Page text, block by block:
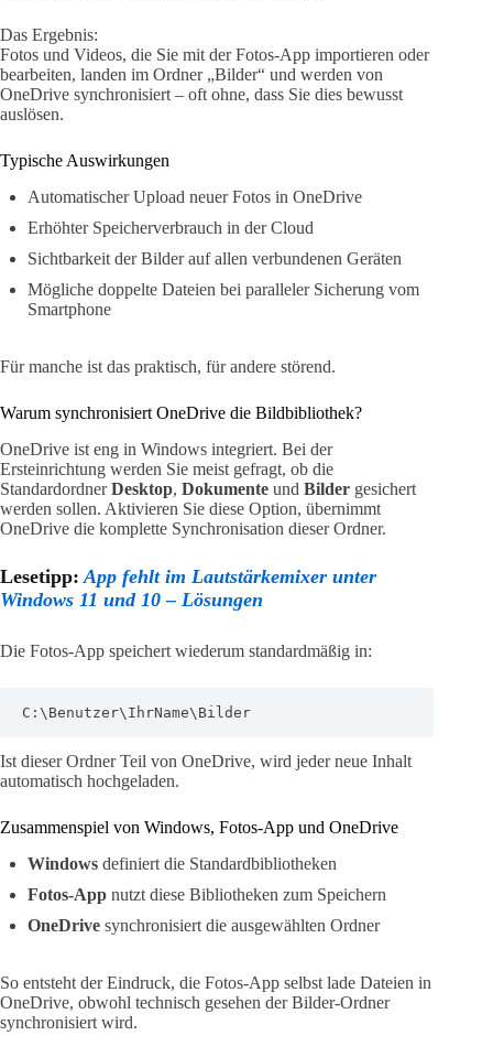
Das Ergebnis:
Fotos und Videos, die Sie mit der Fotos-App importieren oder
bearbeiten, landen im Ordner „Bilder“ und werden von
OneDrive synchronisiert – oft ohne, dass Sie dies bewusst
auslösen.
Typische Auswirkungen
Automatischer Upload neuer Fotos in OneDrive
Erhöhter Speicherverbrauch in der Cloud
Sichtbarkeit der Bilder auf allen verbundenen Geräten
Mögliche doppelte Dateien bei paralleler Sicherung vom
Smartphone
Für manche ist das praktisch, für andere störend.
Warum synchronisiert OneDrive die Bildbibliothek?
OneDrive ist eng in Windows integriert. Bei der
Ersteinrichtung werden Sie meist gefragt, ob die
StandardordnerDesktop, Dokumente und Bilder gesichert
werden sollen. Aktivieren Sie diese Option, übernimmt
OneDrive die komplette Synchronisation dieser Ordner.
Lesetipp: App fehlt im Lautstärkemixer unter
Windows 11 und 10 – Lösungen
Die Fotos-App speichert wiederum standardmäßig in:
C:\Benutzer\IhrName\Bilder
Ist dieser Ordner Teil von OneDrive, wird jeder neue Inhalt
automatisch hochgeladen.
Zusammenspiel von Windows, Fotos-App und OneDrive
Windows definiert die Standardbibliotheken
Fotos-App nutzt diese Bibliotheken zum Speichern
OneDrive synchronisiert die ausgewählten Ordner
So entsteht der Eindruck, die Fotos-App selbst lade Dateien in
OneDrive, obwohl technisch gesehen der Bilder-Ordner
synchronisiert wird.